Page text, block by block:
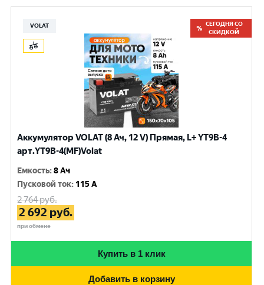
VOLAT
СЕГОДНЯ СО
СКИДКОЙ
Аккумулятор VOLAT (8 Ач, 12 V) Прямая, L+ YT9B-4
арт.YT9B-4(MF)Volat
Емкость:8 Ач
Пусковой ток: 115 A
2 764руб.
2 692 руб.
при обмене
Купить в 1 клик
Добавить в корзину